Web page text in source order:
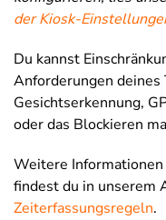
der Kiosk-
Du kannst
Anforderungen deines
Gesichtserkennung,
oder das Blockieren
Weitere
findest du in unserem
Zeiterfassungsregeln.